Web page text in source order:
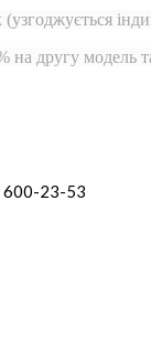
на другу
600-23-53